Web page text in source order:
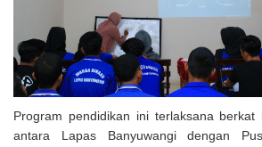
Program pendidikan ini terlaksana berkat
antara Lapas Banyuwangi dengan